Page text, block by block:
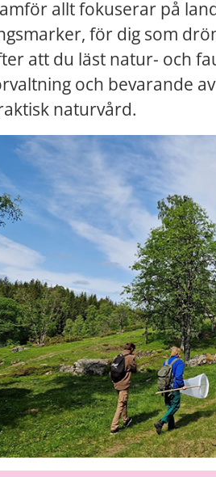
allt fokuserar på
för dig som
att du läst natur- och
och bevarande
naturvård.